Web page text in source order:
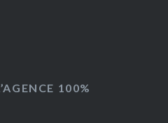
100%